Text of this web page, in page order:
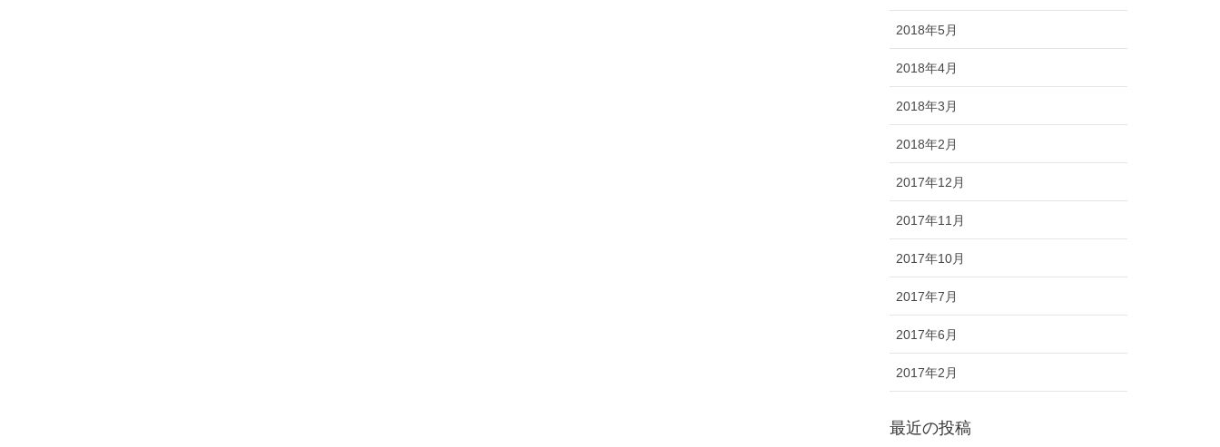
2018年5月
2018年4月
2018年3月
2018年2月
2017年12月
2017年11月
2017年10月
2017年7月
2017年6月
2017年2月
最近の投稿